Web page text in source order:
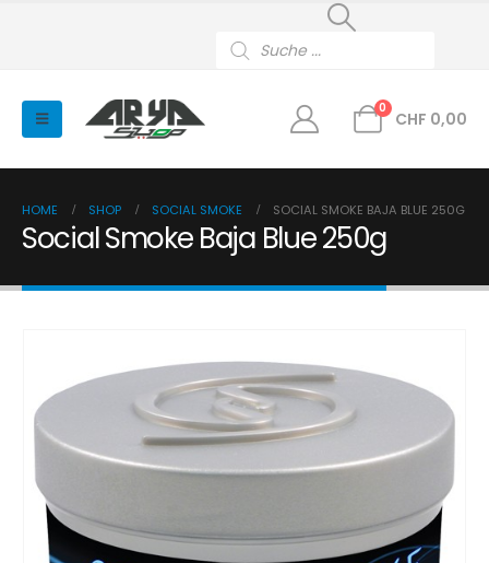
search
0
CHF 0,00
HOME SHOP SOCIAL SMOKE SOCIAL SMOKE BAJA BLUE 250G
Social Smoke Baja Blue 250g